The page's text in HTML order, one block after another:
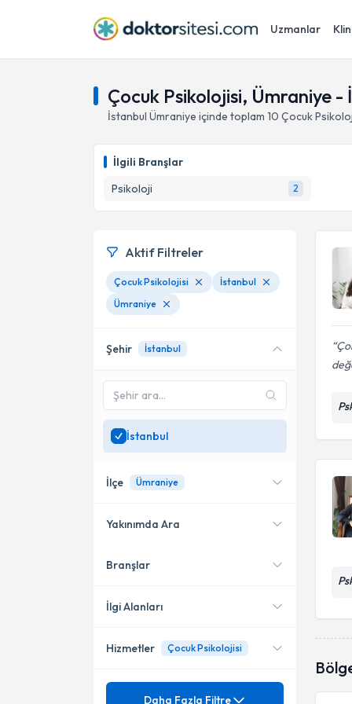
Uzmanlar
Çocuk Psikolojisi, Ümraniye -
İstanbul Ümraniye içinde toplam 10 Çocuk
İlgili Branşlar
Psikoloji
2
Aktif Filtreler
Çocuk Psikolojisi
İstanbul
Ümraniye
Şehir İstanbul
İstanbul
İlçe Ümraniye
Bakırköy
Şişli
Yakınımda Ara
Konumuma yakın uzmanları
Branşlar
Psikoloji
İlgi Alanları
AGTE Ankara Gelişim
Hizmetler Çocuk Psikolojisi
Mezuniyet
Daha Fazla Filtre